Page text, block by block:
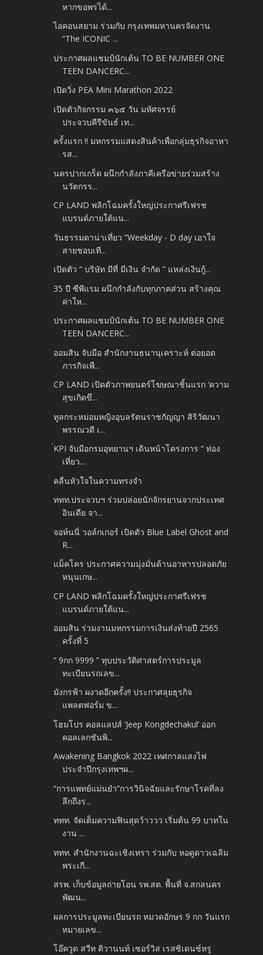
หากขอพรได้...
ไอคอนสยาม ร่วมกับ กรุงเทพมหานครจัดงาน
“The ICONIC ...
ประกาศผลแชมป์นักเต้น TO BE NUMBER ONE
TEEN DANCERC...
เปิดวิ่ง​ PEA​ Mini​ Marathon​ 2022
เปิดตัวกิจกรรม ๓๖๕ วัน มหัศจรรย์
ประจวบคีรีขันธ์ เท...
ครั้งแรก !! มหกรรมแสดงสินค้าเพื่อกลุ่มธุรกิจอาหา
รส...
นครปากเกร็ด ผนึกกำลังภาคีเครือข่ายร่วมสร้าง
นวัตกรร...
CP LAND พลิกโฉมครั้งใหญ่ประกาศรีเฟรช
แบรนด์ภายใต้แน...
วันธรรมดาน่าเที่ยว “Weekday - D day เอาใจ
สายชอบเที...
เปิดตัว “ บริษัท มีที่ มีเงิน จำกัด ” แหล่งเงินกู้...
35 ปี ซีพีแรม ผนึกกำลังกับทุกภาคส่วน สร้างคุณ
ค่าให...
ประกาศผลแชมป์นักเต้น TO BE NUMBER ONE
TEEN DANCERC...
ออมสิน จับมือ สำนักงานธนานุเคราะห์ ต่อยอด
ภารกิจเพื...
CP LAND เปิดตัวภาพยนตร์โฆษณาชิ้นแรก ‘ความ
สุขเกิดขึ...
ทูลกระหม่อมหญิงอุบลรัตนราชกัญญา สิริวัฒนา
พรรณวดี เ...
่KPI จับมือกรมอุทยานฯ เดินหน้าโครงการ “ ท่อง
เที่ยว...
คลื่นหัวใจในความทรงจำ
ททท.ประจวบฯ ร่วมปล่อยนักจักรยานจากประเทศ
อินเดีย จา...
จอห์นนี่ วอล์กเกอร์ เปิดตัว Blue Label Ghost and
R...
แม็คโคร ประกาศความมุ่งมั่นด้านอาหารปลอดภัย
หนุนเกษ...
CP LAND พลิกโฉมครั้งใหญ่ประกาศรีเฟรช
แบรนด์ภายใต้แน...
ออมสิน ร่วมงานมหกรรมการเงินส่งท้ายปี 2565
ครั้งที่ 5
“ 9กก 9999 ” ทุบประวัติศาสตร์การประมูล
ทะเบียนรถเลข...
มังกรฟ้า ผงาดอีกครั้ง!! ประกาศลุยธุรกิจ
แพลตฟอร์ม ข...
โฮมโปร คอลแลปส์ ‘Jeep Kongdechakul’ ออก
คอลเลกชันพิ...
Awakening Bangkok 2022 เทศกาลแสงไฟ
ประจำปีกรุงเทพฯผ...
“การแพทย์แม่นยำ”การวินิจฉัยและรักษาโรคที่ลง
ลึกถึงร...
ททท. จัดเต็มความฟินสุดว้าววว เริ่มต้น 99 บาทใน
งาน ...
ททท. สำนักงานฉะเชิงเทรา ร่วมกับ หอดูดาวเฉลิม
พระเกี...
สรพ. เก็บข้อมูลถ่ายโอน รพ.สต. พื้นที่ จ.สกลนคร
พัฒน...
ผลการประมูลทะเบียนรถ หมวดอักษร 9 กก วันแรก
หมายเลข...
โอ๊ควูด สวีท ติวานนท์ เซอร์วิส เรสซิเดนซ์หรู